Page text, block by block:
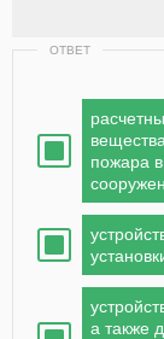
ОТВЕТ
пожара
а также